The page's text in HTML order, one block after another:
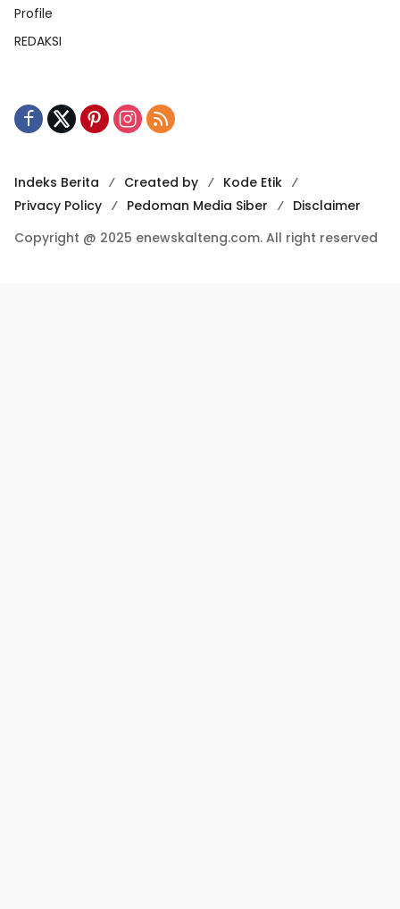
Profile
REDAKSI
Indeks Berita Created by
Kode Etik
Privacy Policy
Pedoman Media Siber
Disclaimer
Copyright @ 2025 enewskalteng.com. All right reserved